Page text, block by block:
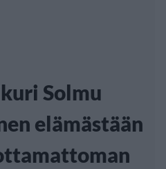
Solmu
elämästään